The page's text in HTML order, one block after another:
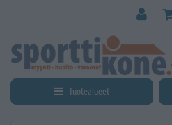
Tuotealueet